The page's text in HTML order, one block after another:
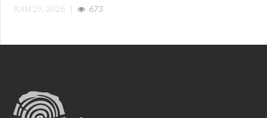
JUIN 29, 2026 | 673